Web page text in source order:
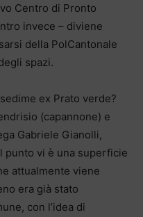
Centro di Pronto
invece – diviene
della PolCantonale
spazi.
ex Prato verde?
(capannone) e
Gabriele Gianolli,
punto vi è una superficie
attualmente viene
era già stato
con l’idea di